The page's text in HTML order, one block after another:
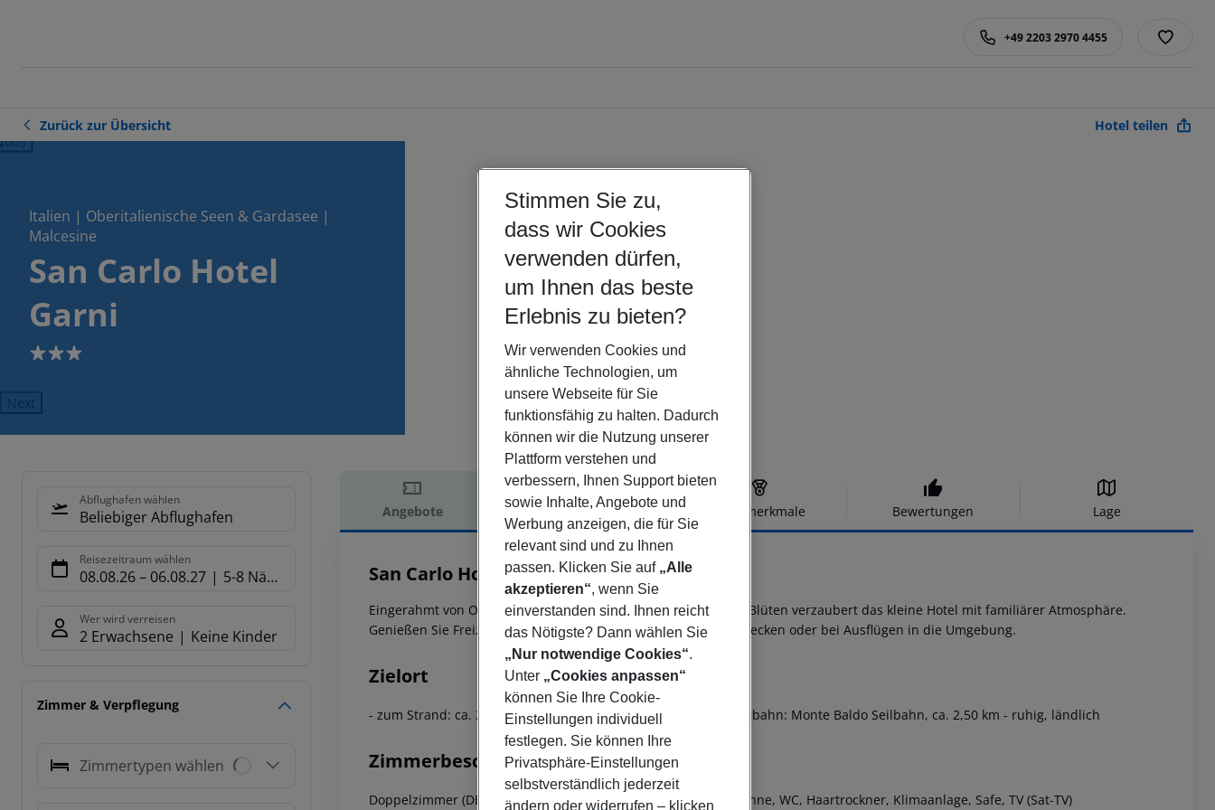
+49 2203 2970 4455
Zurück zur Übersicht Hotel teilen
Italien | Oberitalienische Seen & Gardasee |
Malcesine
San Carlo Hotel
Garni
3
Next
Abflughafen wählen
Beliebiger Abflughafen
Reisezeitraum wählen
08.08.26– 06.08.27 5-8 Nächte
Wer wird verreisen
2 Erwachsene Keine Kinder
Zimmer & Verpflegung
Zimmertypen wählen
Angebote Hotelbeschreibung Hotelmerkmale Bewertungen Lage
Hotelbeschreibung
San Carlo Hotel Garni
3
Eingerahmt von Olivenbäumen, Bananenstauden und bunten Blüten verzaubert das kleine Hotel mit familiärer Atmosphäre.
Genießen Sie Freizeitvergnügen nach Maß im Pool mit Kinderbecken oder bei Ausflügen in die Umgebung.
Zielort
- zum Strand: ca. 200 m - zum Ortszentrum: ca. 3 km - zur Bergbahn: Monte Baldo Seilbahn, ca. 2,50 km - ruhig, ländlich
Zimmerbeschreibung
Doppelzimmer (DB1) - 10-15 qm, Doppel, Dusche oder Badewanne, WC, Haartrockner, Klimaanlage, Safe, TV (Sat-TV)
Stimmen Sie zu,
dass wir Cookies
verwenden dürfen,
um Ihnen das beste
Erlebnis zu bieten?
Wir verwenden Cookies und
ähnliche Technologien, um
unsere Webseite für Sie
funktionsfähig zu halten. Dadurch
können wir die Nutzung unserer
Plattform verstehen und
verbessern, Ihnen Support bieten
sowie Inhalte, Angebote und
Werbung anzeigen, die für Sie
relevant sind und zu Ihnen
passen. Klicken Sie auf „Alle
akzeptieren“, wenn Sie
einverstanden sind. Ihnen reicht
das Nötigste? Dann wählen Sie
„Nur notwendige Cookies“.
Unter „Cookies anpassen“
können Sie Ihre Cookie-
Einstellungen individuell
festlegen. Sie können Ihre
Privatsphäre-Einstellungen
selbstverständlich jederzeit
ändern oder widerrufen – klicken